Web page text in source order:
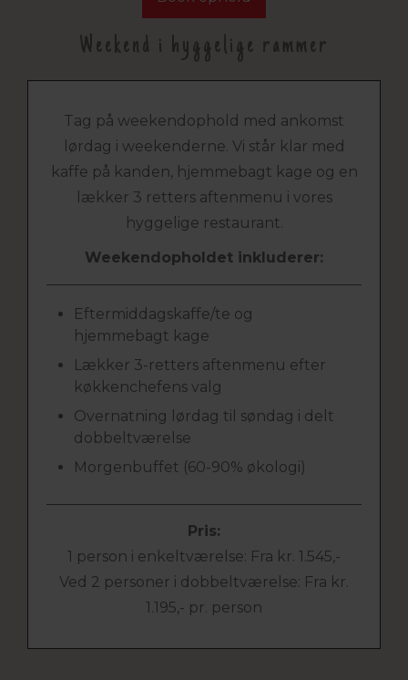
Weekend i hyggelige rammer
Tag på weekendophold med ankomst
lørdag i weekenderne. Vi står klar med
kaffe på kanden, hjemmebagt kage og en
lækker 3 retters aftenmenu i vores
hyggelige restaurant.
Weekendopholdet inkluderer:
Eftermiddagskaffe/te og
hjemmebagt kage
Lækker 3-retters aftenmenu efter
køkkenchefens valg
Overnatning lørdag til søndag i delt
dobbeltværelse
Morgenbuffet (60-90% økologi)
Pris:
1 person i enkeltværelse: Fra kr. 1.545,-
Ved 2 personer i dobbeltværelse: Fra kr.
1.195,- pr. person